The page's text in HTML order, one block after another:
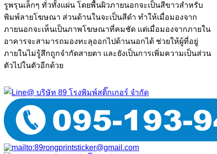
รูพรุนเล็กๆ ทั่วทั้งแผ่น โดยพื้นผิวภายนอกจะเป็นสีขาวสำหรับ
พิมพ์ลายโฆษณา ส่วนด้านในจะเป็นสีดำ ทำให้เมื่อมองจาก
ภายนอกจะเห็นเป็นภาพโฆษณาที่คมชัด แต่เมื่อมองจากภายใน
อาคารจะสามารถมองทะลุออกไปด้านนอกได้ ช่วยให้ผู้ที่อยู่
ภายในไม่รู้สึกถูกจำกัดสายตา และยังเป็นการเพิ่มความเป็นส่วน
ตัวไปในตัวอีกด้วย